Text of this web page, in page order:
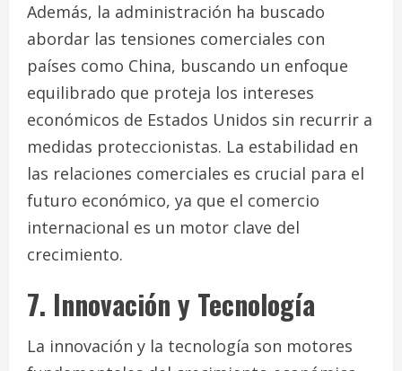
Además, la administración ha buscado
abordar las tensiones comerciales con
países como China, buscando un enfoque
equilibrado que proteja los intereses
económicos de Estados Unidos sin recurrir a
medidas proteccionistas. La estabilidad en
las relaciones comerciales es crucial para el
futuro económico, ya que el comercio
internacional es un motor clave del
crecimiento.
7. Innovación y Tecnología
La innovación y la tecnología son motores